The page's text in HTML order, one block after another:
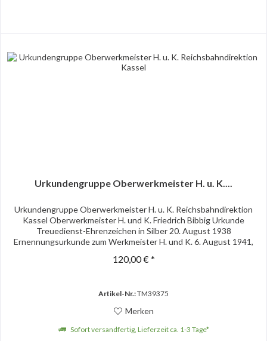
Urkundengruppe Oberwerkmeister H. u. K....
Urkundengruppe Oberwerkmeister H. u. K. Reichsbahndirektion
Kassel Oberwerkmeister H. und K. Friedrich Bibbig Urkunde
Treuedienst-Ehrenzeichen in Silber 20. August 1938
Ernennungsurkunde zum Werkmeister H. und K. 6. August 1941,
120,00 € *
Artikel-Nr.:TM39375
Merken
Sofort versandfertig, Lieferzeit ca. 1-3 Tage*